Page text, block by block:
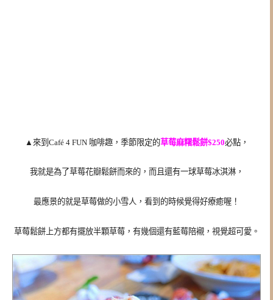
▲來到Café 4 FUN 咖啡趣，季節限定的草莓麻糬鬆餅$250必點，
我就是為了草莓花瓣鬆餅而來的，而且還有一球草莓冰淇淋，
最應景的就是草莓做的小雪人，看到的時候覺得好療癒喔！
草莓鬆餅上方都有擺放半顆草莓，有幾個還有藍莓陪襯，視覺超可愛。